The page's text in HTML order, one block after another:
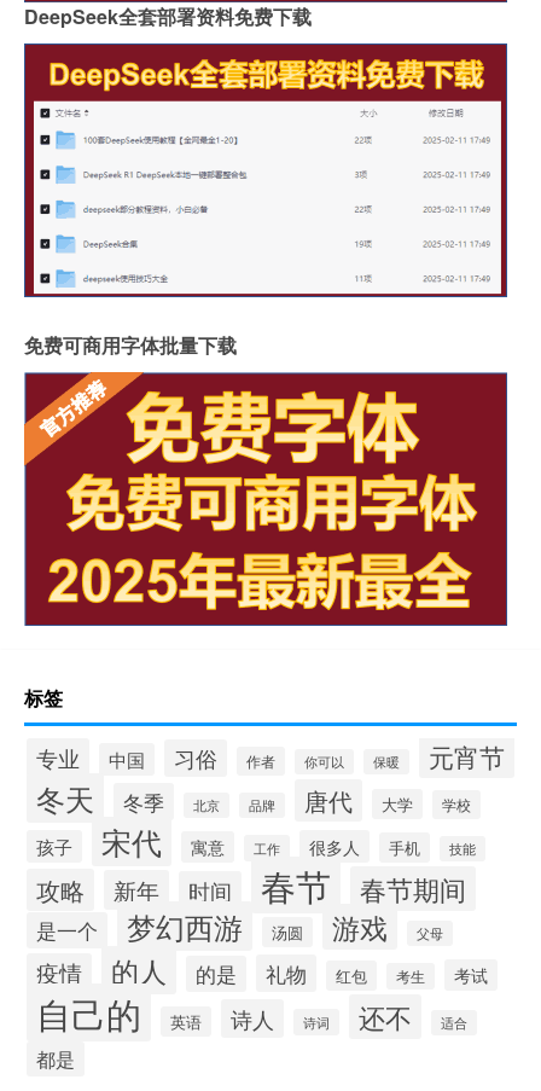
DeepSeek全套部署资料免费下载
免费可商用字体批量下载
标签
专业 中国 习俗 作者 你可以 保暖 元宵节
冬天 冬季 北京 品牌 唐代 大学 学校
孩子 宋代 寓意 工作 很多人 手机 技能
攻略 新年 时间 春节 春节期间
是一个 梦幻西游 汤圆 游戏 父母
疫情 的人 的是 礼物 红包 考生 考试
自己的 英语 诗人 诗词 还不 适合
都是